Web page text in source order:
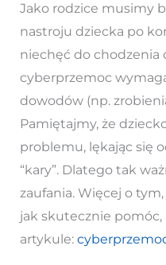
Jako rodzice musimy
nastroju dziecka po
niechęć do chodzenia
cyberprzemoc
dowodów (np.
Pamiętajmy, że
problemu, lękając się
“kary”. Dlatego tak
zaufania. Więcej o
jak skutecznie pomóc,
artykule: